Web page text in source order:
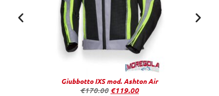
Giubbotto IXS mod. Ashton Air
€170.00 €119.00